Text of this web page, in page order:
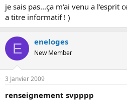
je sais pas...ça m'ai venu a l'esprit
a titre informatif ! )
E eneloges
New Member
3 Janvier 2009
renseignement svpppp